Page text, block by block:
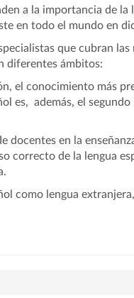
a la importancia de la
en todo el mundo en
que cubran
diferentes ámbitos:
el conocimiento más
es, además, el
docentes en la
correcto de la lengua
como lengua